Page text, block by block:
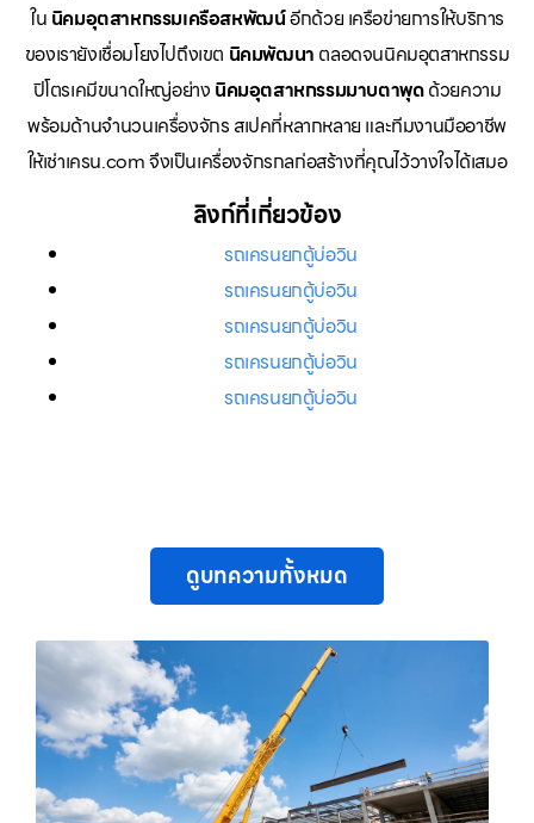
ใน นิคมอุตสาหกรรมเครือสหพัฒน์อีกด้วย เครือข่ายการให้บริการ
ของเรายังเชื่อมโยงไปถึงเขต นิคมพัฒนา ตลอดจนนิคมอุตสาหกรรม
ปิโตรเคมีขนาดใหญ่อย่าง นิคมอุตสาหกรรมมาบตาพุดด้วยความ
พร้อมด้านจำนวนเครื่องจักร สเปคที่หลากหลาย และทีมงานมืออาชีพ
ให้เช่าเครน.com จึงเป็นเครื่องจักรกลก่อสร้างที่คุณไว้วางใจได้เสมอ
ลิงก์ที่เกี่ยวข้อง
รถเครนยกตู้บ่อวิน
รถเครนยกตู้บ่อวิน
รถเครนยกตู้บ่อวิน
รถเครนยกตู้บ่อวิน
รถเครนยกตู้บ่อวิน
ดูบทความทั้งหมด